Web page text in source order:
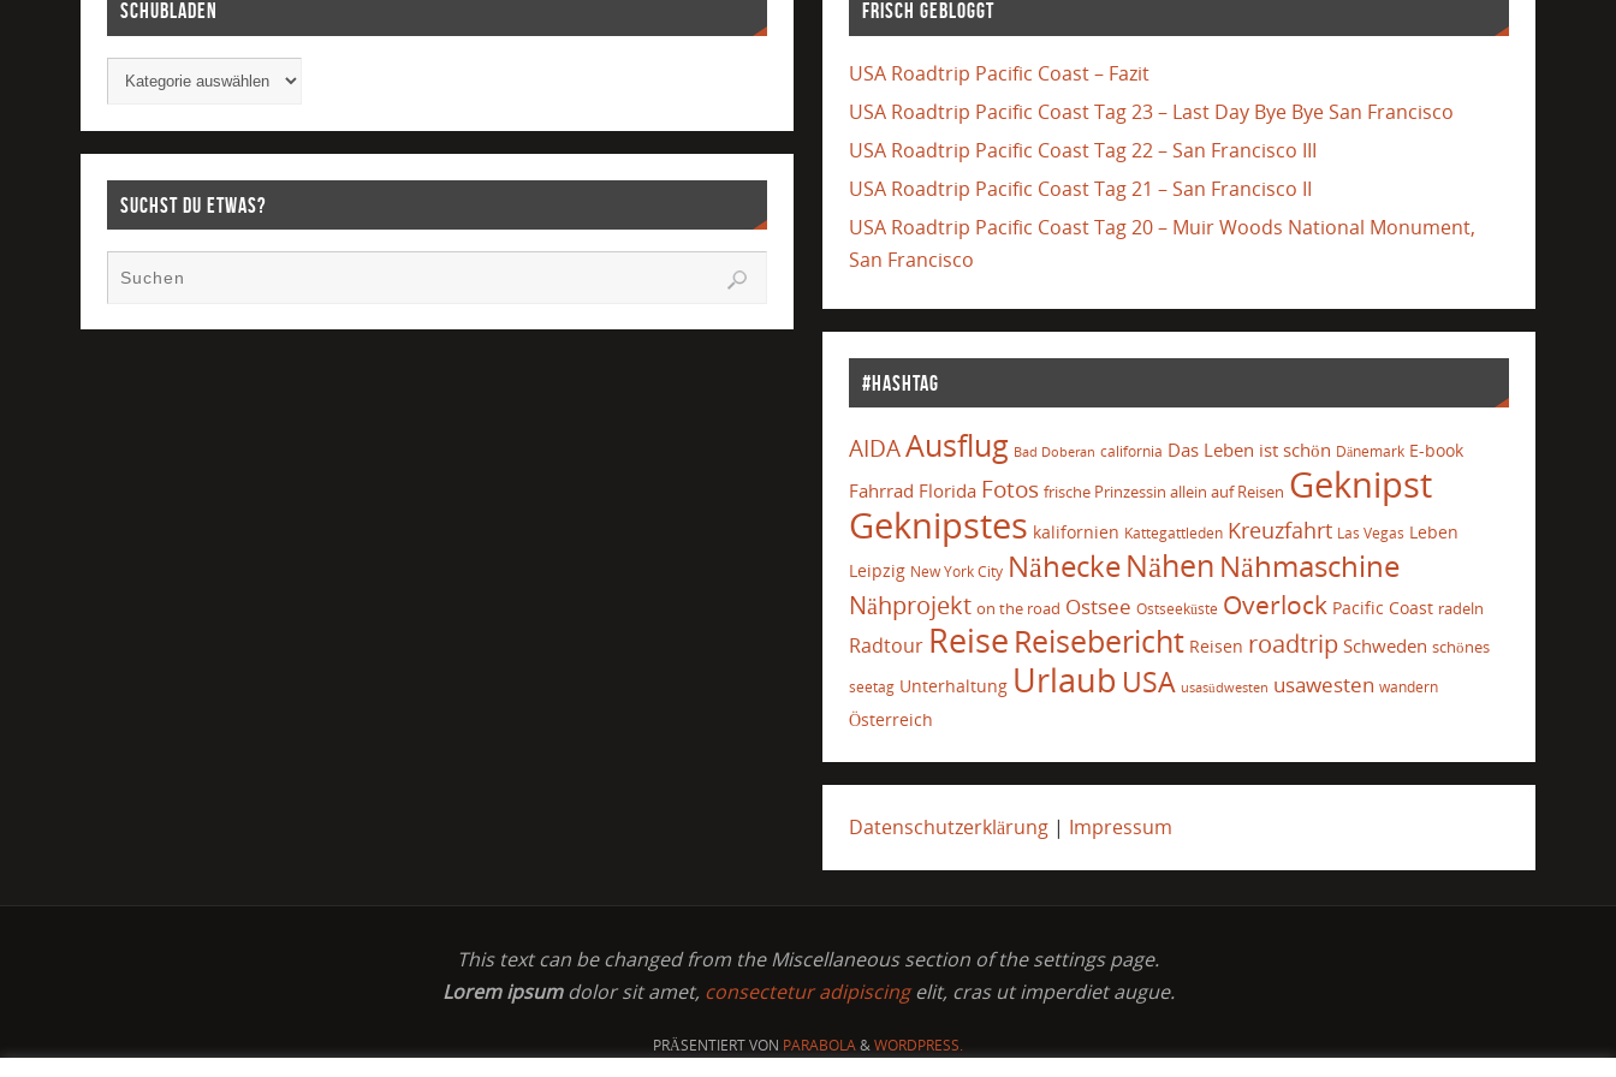
Schubladen
Suchst Du etwas?
Frisch gebloggt
USA Roadtrip Pacific Coast – Fazit
USA Roadtrip Pacific Coast Tag 23 – Last Day Bye Bye San Francisco
USA Roadtrip Pacific Coast Tag 22 – San Francisco III
USA Roadtrip Pacific Coast Tag 21 – San Francisco II
USA Roadtrip Pacific Coast Tag 20 – Muir Woods National Monument,
San Francisco
#Hashtag
AIDAAusflug Bad Doberan california Das Leben ist schön Dänemark E-book
Fahrrad Florida Fotos frische Prinzessin allein auf Reisen Geknipst
Geknipstes kalifornien Kattegattleden Kreuzfahrt Las Vegas Leben
Leipzig New York City NäheckeNähen Nähmaschine
Nähprojekt on the road Ostsee Ostseeküste Overlock Pacific Coast radeln
Radtour Reise Reisebericht Reisen roadtrip Schweden schönes
seetag Unterhaltung Urlaub USA usasüdwesten usawesten wandern
Österreich
Datenschutzerklärung| Impressum
This text can be changed from the Miscellaneous section of the settings page.
Lorem ipsumdolor sit amet, consectetur adipiscingelit, cras ut imperdiet augue.
PRÄSENTIERT VON PARABOLA&WORDPRESS.